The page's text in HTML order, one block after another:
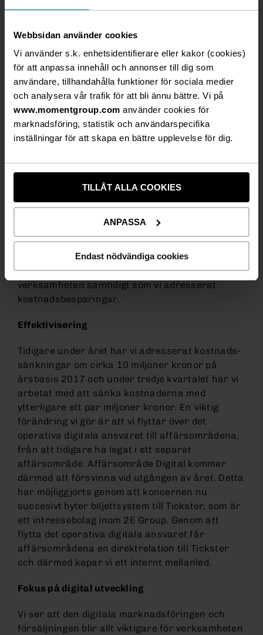
Webbsidan använder cookies
Vi använder s.k. enhetsidentifierare eller kakor (cookies)
för att anpassa innehåll och annonser till dig som
användare, tillhandahålla funktioner för sociala medier
och analysera vår trafik för att bli ännu bättre. Vi på
www.momentgroup.com använder cookies för
marknadsföring, statistik och användarspecifika
inställningar för att skapa en bättre upplevelse för dig.
TILLÅT ALLA COOKIES
ANPASSA
Endast nödvändiga cookies
Dessutom har Event (Hansen) ett mellanår utan
föregående år. Detta megauppdrag återkommer
nästkommande två år. Venues vänder däremot
sin utveckling och för-bättrar resultatet med 5
msek under tredje kvartalet och per den sista
september ligger de nära föregående års
ackumulerade resultat för årets första nio
månader.
Fortsatta utmaningar
Koncernen ser fortsatta utmaningar under
resterande del av året och resultatet för fjärde
kvartalet kommer även det att ligga i nivå med,
fortsatt att 2016 inte innebär ett trendbrott
avseende bolagets långsiktiga intjäningsförmåga
men mer arbete återstår med att ytterligare
intensifiera försäljningsarbetet och effektivisera
verksamheten samtidigt som vi adresserat
kostnadsbesparingar.
Effektivisering
Tidigare under året har vi adresserat kostnads-
sänkningar om cirka 10 miljoner kronor på
årsbasis 2017 och under tredje kvartalet har vi
arbetat med att sänka kostnaderna med
ytterligare ett par miljoner kronor. En viktig
förändring vi gör är att vi flyttar över det
operativa digitala ansvaret till affärsområdena,
från att tidigare ha legat i ett separat
affärsområde. Affärsområde Digital kommer
därmed att försvinna vid utgången av året. Detta
har möjliggjorts genom att koncernen nu
succesivt byter biljettsystem till Tickster, som är
ett intressebolag inom 2E Group. Genom att
flytta det operativa digitala ansvaret får
affärsområdena en direktrelation till Tickster
och därmed kapar vi ett internt mellanled.
Fokus på digital utveckling
Vi ser att den digitala marknadsföringen och
försäljningen blir allt viktigare för verksamheten